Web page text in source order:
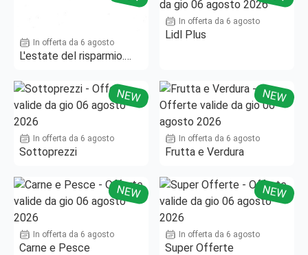
In offerta da 6 agosto
L'estate del risparmio.
In offerta da 6 agosto
Lidl Plus
NEW
In offerta da 6 agosto
Sottoprezzi
NEW
In offerta da 6 agosto
Frutta e Verdura
NEW
In offerta da 6 agosto
Carne e Pesce
NEW
In offerta da 6 agosto
Super Offerte